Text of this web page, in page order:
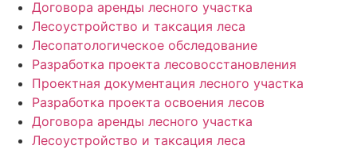
Договора аренды лесного участка
Лесоустройство и таксация леса
Лесопатологическое обследование
Разработка проекта лесовосстановления
Проектная документация лесного участка
Разработка проекта освоения лесов
Договора аренды лесного участка
Лесоустройство и таксация леса